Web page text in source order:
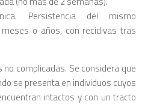
Persistencia del mismo
o años, con recidivas tras
complicadas. Se considera que
se presenta en individuos cuyos
intactos y con un tracto